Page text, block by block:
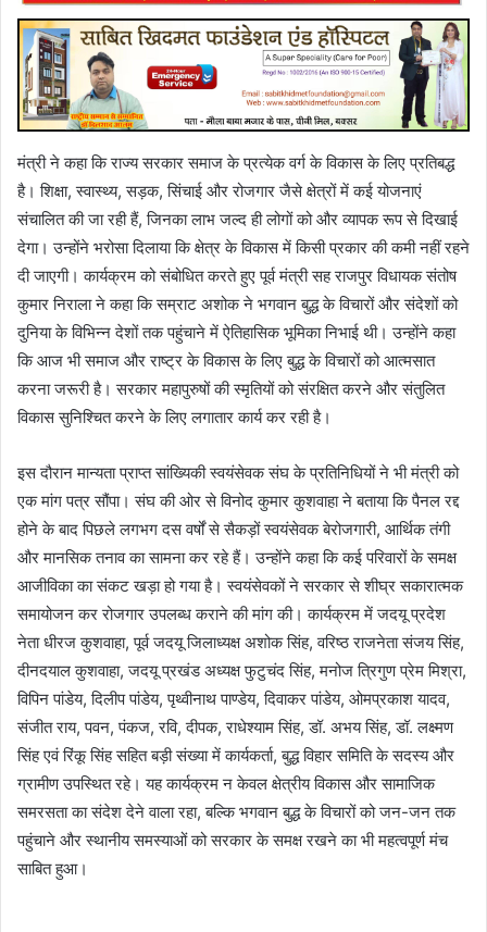
मंत्री ने कहा कि राज्य सरकार समाज के प्रत्येक वर्ग के विकास के लिए प्रतिबद्ध
है। शिक्षा, स्वास्थ्य, सड़क, सिंचाई और रोजगार जैसे क्षेत्रों में कई योजनाएं
संचालित की जा रही हैं, जिनका लाभ जल्द ही लोगों को और व्यापक रूप से दिखाई
देगा। उन्होंने भरोसा दिलाया कि क्षेत्र के विकास में किसी प्रकार की कमी नहीं रहने
दी जाएगी। कार्यक्रम को संबोधित करते हुए पूर्व मंत्री सह राजपुर विधायक संतोष
कुमार निराला ने कहा कि सम्राट अशोक ने भगवान बुद्ध के विचारों और संदेशों को
दुनिया के विभिन्न देशों तक पहुंचाने में ऐतिहासिक भूमिका निभाई थी। उन्होंने कहा
कि आज भी समाज और राष्ट्र के विकास के लिए बुद्ध के विचारों को आत्मसात
करना जरूरी है। सरकार महापुरुषों की स्मृतियों को संरक्षित करने और संतुलित
विकास सुनिश्चित करने के लिए लगातार कार्य कर रही है।
इस दौरान मान्यता प्राप्त सांख्यिकी स्वयंसेवक संघ के प्रतिनिधियों ने भी मंत्री को
एक मांग पत्र सौंपा। संघ की ओर से विनोद कुमार कुशवाहा ने बताया कि पैनल रद्द
होने के बाद पिछले लगभग दस वर्षों से सैकड़ों स्वयंसेवक बेरोजगारी, आर्थिक तंगी
और मानसिक तनाव का सामना कर रहे हैं। उन्होंने कहा कि कई परिवारों के समक्ष
आजीविका का संकट खड़ा हो गया है। स्वयंसेवकों ने सरकार से शीघ्र सकारात्मक
समायोजन कर रोजगार उपलब्ध कराने की मांग की। कार्यक्रम में जदयू प्रदेश
नेता धीरज कुशवाहा, पूर्व जदयू जिलाध्यक्ष अशोक सिंह, वरिष्ठ राजनेता संजय सिंह,
दीनदयाल कुशवाहा, जदयू प्रखंड अध्यक्ष फुटुचंद सिंह, मनोज त्रिगुण प्रेम मिश्रा,
विपिन पांडेय, दिलीप पांडेय, पृथ्वीनाथ पाण्डेय, दिवाकर पांडेय, ओमप्रकाश यादव,
संजीत राय, पवन, पंकज, रवि, दीपक, राधेश्याम सिंह, डॉ. अभय सिंह, डॉ. लक्ष्मण
सिंह एवं रिंकू सिंह सहित बड़ी संख्या में कार्यकर्ता, बुद्ध विहार समिति के सदस्य और
ग्रामीण उपस्थित रहे। यह कार्यक्रम न केवल क्षेत्रीय विकास और सामाजिक
समरसता का संदेश देने वाला रहा, बल्कि भगवान बुद्ध के विचारों को जन-जन तक
पहुंचाने और स्थानीय समस्याओं को सरकार के समक्ष रखने का भी महत्वपूर्ण मंच
साबित हुआ।